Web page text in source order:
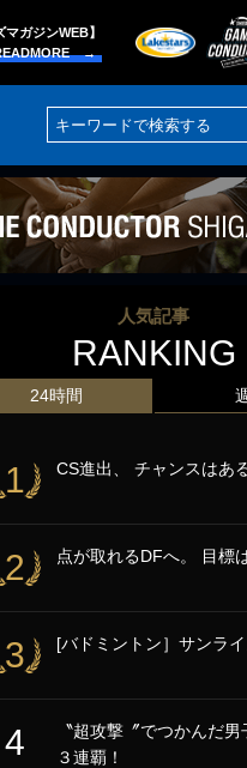
ガジンWEB】
→
人気記事
RANKING
24時間
1 CS進出、 チャンスはある
2 点が取れるDFへ。 目標
3 [バドミントン］サンラ
4
〝超攻撃〞でつかんだ男
３連覇！